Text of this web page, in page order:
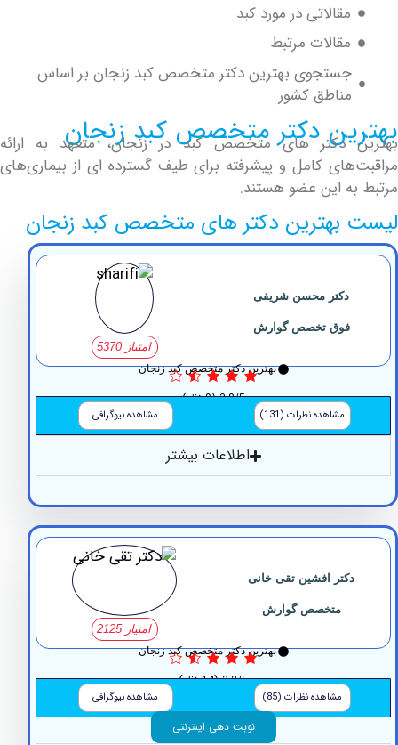
مقالاتی در مورد کبد
مقالات مرتبط
بهترین دکتر متخصص کبد زنجان بر اساس
کشور
دکتر متخصص کبد زنجان
دکتر های متخصص کبد در زنجان، متعهد به ارائه
کامل و پیشرفته برای طیف گسترده ای از بیماری‌های
این عضو هستند.
دکتر های متخصص کبد زنجان
دکتر محسن شریفی
فوق تخصص گوارش
بهترین دکتر متخصص کبد زنجان
3.8/5 (9 نظر)
مشاهده نظرات (131) مشاهده بیوگرافی
اطلاعات بیشتر
افشین تقی خانی
متخصص گوارش
بهترین دکتر متخصص کبد زنجان
3.2/5 (14 نظر)
مشاهده نظرات (85) مشاهده بیوگرافی
نوبت دهی اینترنتی